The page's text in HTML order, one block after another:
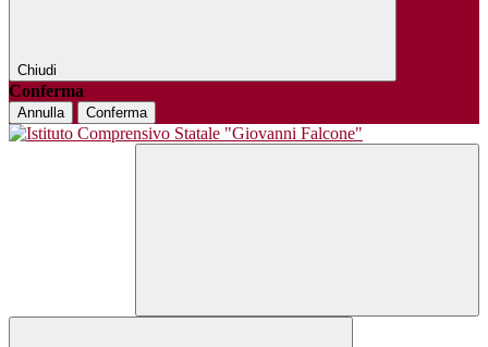
Chiudi
Conferma
Annulla Conferma